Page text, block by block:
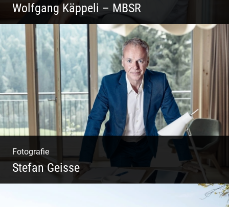
Wolfgang Käppeli – MBSR
Shooting: Achtsamkeitstrainer
Fotografie
Stefan Geisse